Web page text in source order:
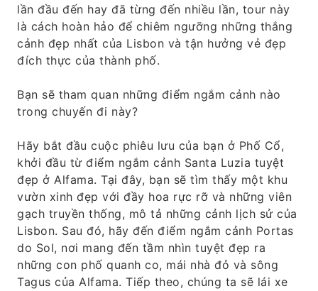
lần đầu đến hay đã từng đến nhiều lần, tour này
là cách hoàn hảo để chiêm ngưỡng những thắng
cảnh đẹp nhất của Lisbon và tận hưởng vẻ đẹp
đích thực của thành phố.
Bạn sẽ tham quan những điểm ngắm cảnh nào
trong chuyến đi này?
Hãy bắt đầu cuộc phiêu lưu của bạn ở Phố Cổ,
khởi đầu từ điểm ngắm cảnh Santa Luzia tuyệt
đẹp ở Alfama. Tại đây, bạn sẽ tìm thấy một khu
vườn xinh đẹp với đầy hoa rực rỡ và những viên
gạch truyền thống, mô tả những cảnh lịch sử của
Lisbon. Sau đó, hãy đến điểm ngắm cảnh Portas
do Sol, nơi mang đến tầm nhìn tuyệt đẹp ra
những con phố quanh co, mái nhà đỏ và sông
Tagus của Alfama. Tiếp theo, chúng ta sẽ lái xe